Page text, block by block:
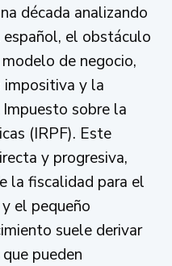
década analizando
el obstáculo
de negocio,
impositiva y la
sobre la
(IRPF). Este
y progresiva,
la fiscalidad para el
el pequeño
suele derivar
pueden